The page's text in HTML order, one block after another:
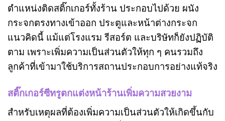
ตำแหน่งติดสติ๊กเกอร์ทั้งร้าน ประกอบไปด้วย ผนัง
กระจกตรงทางเข้าออก ประตูและหน้าต่างกระจก
แนวคิดนี้ แม้แต่โรงแรม รีสอร์ต และบริษัทก็ยังปฏิบัติ
ตาม เพราะเพิ่มความเป็นส่วนตัวให้ทุก ๆ คนรวมถึง
ลูกค้าที่เข้ามาใช้บริการสถานประกอบการอย่างแท้จริง
สติ๊กเกอร์ซีทรูตกแต่งหน้าร้านเพิ่มความสวยงาม
สำหรับเหตุผลที่ต้องเพิ่มความเป็นส่วนตัวให้เกิดขึ้นกับ